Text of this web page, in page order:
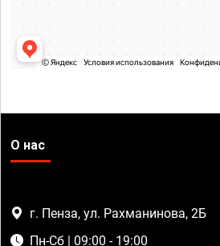
О нас
г. Пенза, ул. Рахманинова, 2Б
Пн-Сб | 09:00 - 19:00